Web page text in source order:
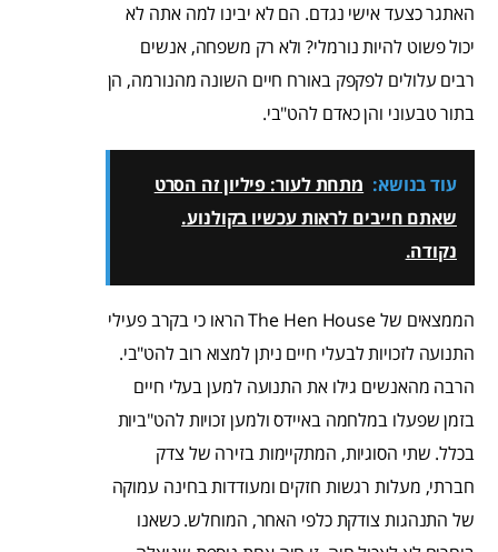
האתגר כצעד אישי נגדם. הם לא יבינו למה אתה לא
יכול פשוט להיות נורמלי? ולא רק משפחה, אנשים
רבים עלולים לפקפק באורח חיים השונה מהנורמה, הן
בתור טבעוני והן כאדם להט"בי.
עוד בנושא: מתחת לעור: פיליון זה הסרט
שאתם חייבים לראות עכשיו בקולנוע.
נקודה.
הממצאים של The Hen House הראו כי בקרב פעילי
התנועה לזכויות לבעלי חיים ניתן למצוא רוב להט"בי.
הרבה מהאנשים גילו את התנועה למען בעלי חיים
בזמן שפעלו במלחמה באיידס ולמען זכויות להט"ביות
בכלל. שתי הסוגיות, המתקיימות בזירה של צדק
חברתי, מעלות רגשות חזקים ומעודדות בחינה עמוקה
של התנהגות צודקת כלפי האחר, המוחלש. כשאנו